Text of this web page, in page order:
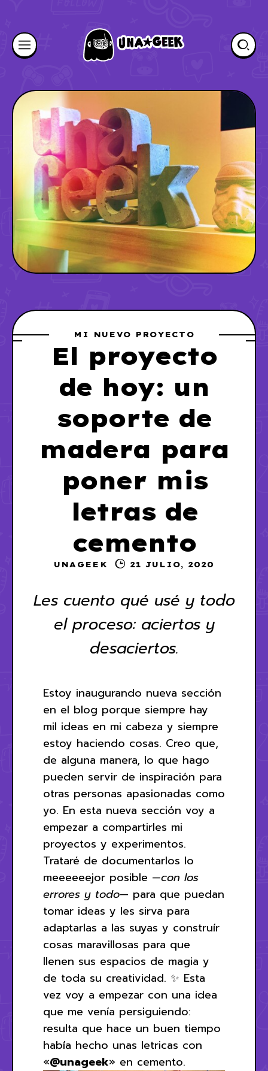
MI NUEVO PROYECTO
El proyecto
de hoy: un
soporte de
madera para
poner mis
letras de
cemento
UNAGEEK 21 JULIO, 2020
Les cuento qué usé y todo
el proceso: aciertos y
desaciertos.
Estoy inaugurando nueva sección
en el blog porque siempre hay
mil ideas en mi cabeza y siempre
estoy haciendo cosas. Creo que,
de alguna manera, lo que hago
pueden servir de inspiración para
otras personas apasionadas como
yo. En esta nueva sección voy a
empezar a compartirles mi
proyectos y experimentos.
Trataré de documentarlos lo
meeeeeejor posible —con los
errores y todo— para que puedan
tomar ideas y les sirva para
adaptarlas a las suyas y construír
cosas maravillosas para que
llenen sus espacios de magia y
de toda su creatividad. ✨ Esta
vez voy a empezar con una idea
que me venía persiguiendo:
resulta que hace un buen tiempo
había hecho unas letricas con
«@unageek» en cemento.